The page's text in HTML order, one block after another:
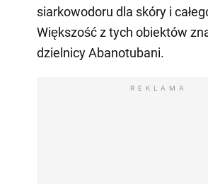
siarkowodoru dla skóry i
Większość z tych obiektów
dzielnicy Abanotubani.
REKLAMA